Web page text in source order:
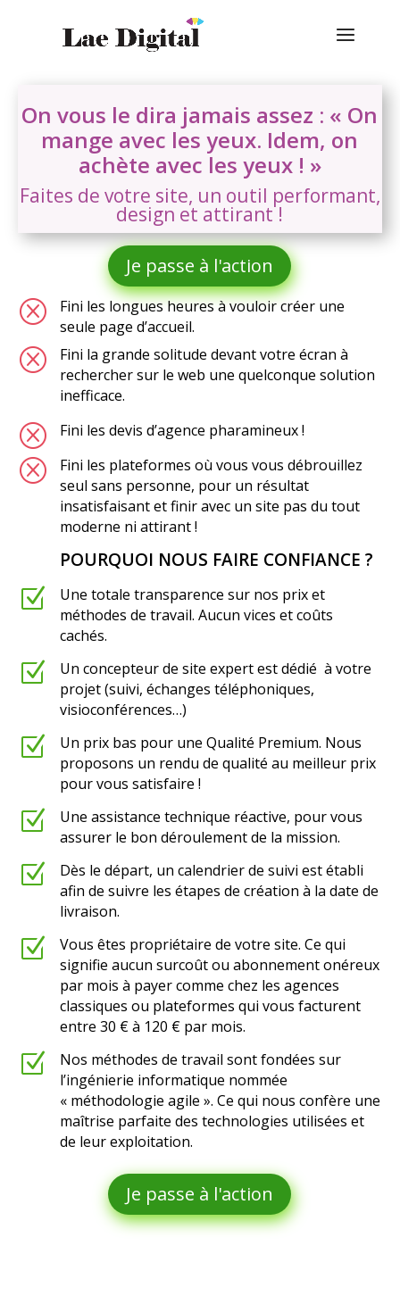
On vous le dira jamais assez : « On
mange avec les yeux. Idem, on
achète avec les yeux ! »
Faites de votre site, un outil performant,
design et attirant !
Je passe à l'action
Q
Fini les longues heures à vouloir créer une
seule page d’accueil.
Q
Fini la grande solitude devant votre écran à
rechercher sur le web une quelconque solution
inefficace.
Q Fini les devis d’agence pharamineux !
Q
Fini les plateformes où vous vous débrouillez
seul sans personne, pour un résultat
insatisfaisant et finir avec un site pas du tout
moderne ni attirant !
POURQUOI NOUS FAIRE CONFIANCE ?
Z
Une totale transparence sur nos prix et
méthodes de travail. Aucun vices et coûts
cachés.
Z
Un concepteur de site expert est dédié à votre
projet (suivi, échanges téléphoniques,
visioconférences…)
Z
Un prix bas pour une Qualité Premium. Nous
proposons un rendu de qualité au meilleur prix
pour vous satisfaire !
Z
Une assistance technique réactive, pour vous
assurer le bon déroulement de la mission.
Z
Dès le départ, un calendrier de suivi est établi
afin de suivre les étapes de création à la date de
livraison.
Z
Vous êtes propriétaire de votre site. Ce qui
signifie aucun surcoût ou abonnement onéreux
par mois à payer comme chez les agences
classiques ou plateformes qui vous facturent
entre 30 € à 120 € par mois.
Z
Nos méthodes de travail sont fondées sur
l’ingénierie informatique nommée
« méthodologie agile ». Ce qui nous confère une
maîtrise parfaite des technologies utilisées et
de leur exploitation.
Je passe à l'action